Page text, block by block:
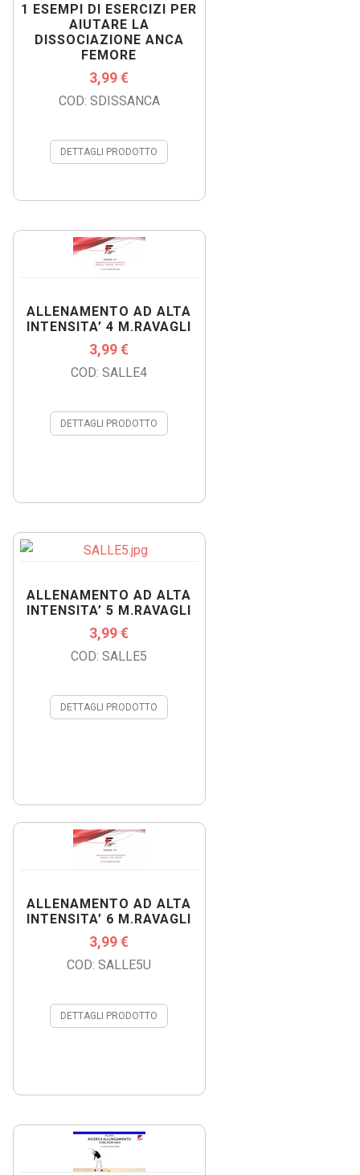
1 ESEMPI DI ESERCIZI PER
AIUTARE LA
DISSOCIAZIONE ANCA
FEMORE
3,99 €
COD: SDISSANCA
DETTAGLI PRODOTTO
ALLENAMENTO AD ALTA
INTENSITA’ 4 M.RAVAGLI
3,99 €
COD: SALLE4
DETTAGLI PRODOTTO
ALLENAMENTO AD ALTA
INTENSITA’ 5 M.RAVAGLI
3,99 €
COD: SALLE5
DETTAGLI PRODOTTO
ALLENAMENTO AD ALTA
INTENSITA’ 6 M.RAVAGLI
3,99 €
COD: SALLE5U
DETTAGLI PRODOTTO